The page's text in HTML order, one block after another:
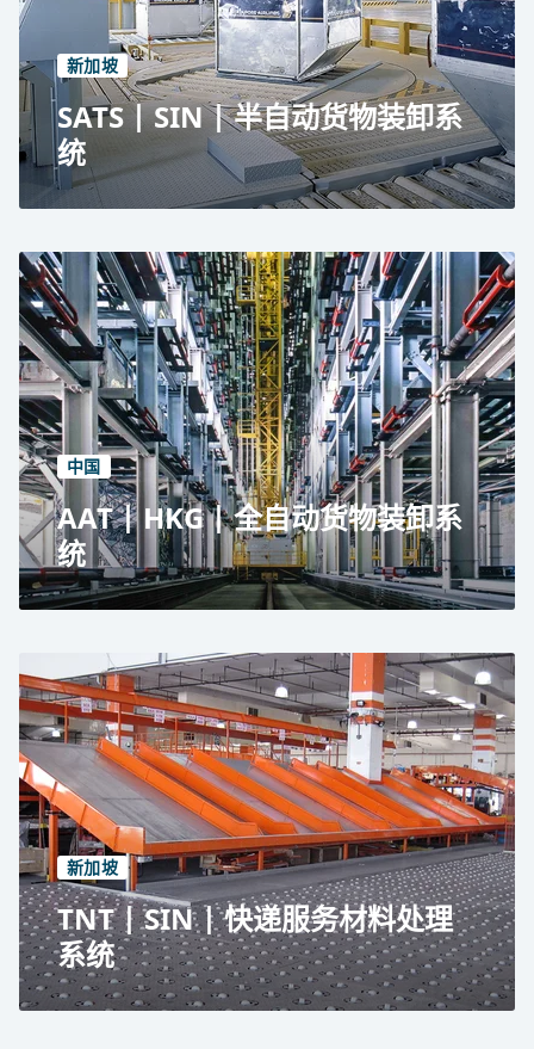
每年 350,000 吨
占地面积 37,000 平方米
新加坡
SATS | SIN | 半自动货物装卸系
统
新加坡樟宜机场的 SATS 机场服务
全自动物料处理系统
每年 500,000 吨
1,360 个存储位置
中国
AAT | HKG | 全自动货物装卸系
统
亚洲空运中心（AAT），2 号客运大楼
香港国际机场
全自动 ULD 和货物存储系统
每年 910,000 吨
2,500 个托盘位置
1,850 个 ULD 存储位置
新加坡
TNT | SIN | 快递服务材料处理
系统